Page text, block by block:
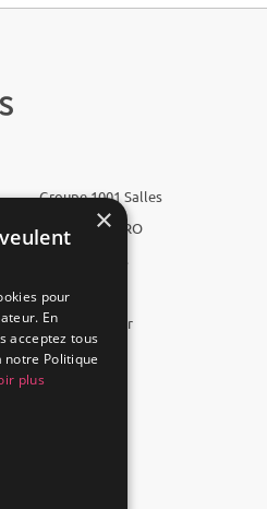
Groupe 1001 Salles
1001 Salles PRO
1001 Traiteurs
1001 Artistes
Reserverunbar
MP2
×
pour
En
acceptez tous
notre Politique
plus